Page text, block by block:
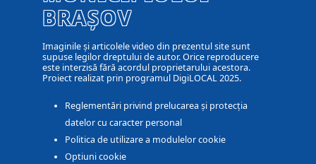
BRAȘOV
Imaginile și articolele video din prezentul site sunt
supuse legilor dreptului de autor. Orice reproducere
este interzisă fără acordul proprietarului acestora.
Proiect realizat prin programul DigiLOCAL 2025.
Reglementări privind prelucarea și protecția
datelor cu caracter personal
Politica de utilizare a modulelor cookie
Optiuni cookie